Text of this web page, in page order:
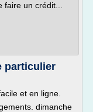
un crédit...
particulier
et en ligne.
dimanche